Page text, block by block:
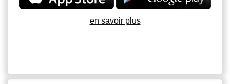
en savoir plus